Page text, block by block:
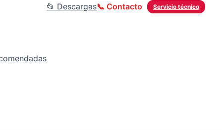
📂 Descargas Servicio técnico
📞 Contacto